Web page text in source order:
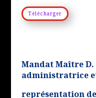
Télécharger
Mandat Maître D.
administratrice
représentation de